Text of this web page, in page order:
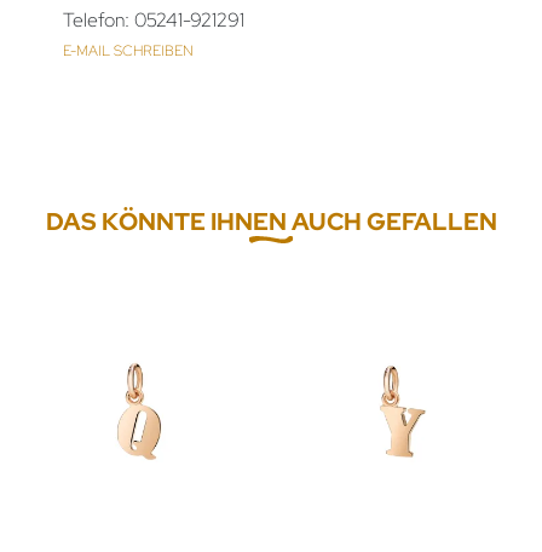
Telefon: 05241-921291
E-MAIL SCHREIBEN
DAS KÖNNTE IHNEN AUCH GEFALLEN